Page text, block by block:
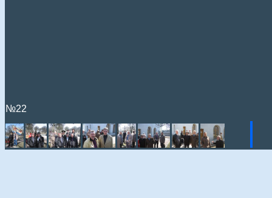
№22